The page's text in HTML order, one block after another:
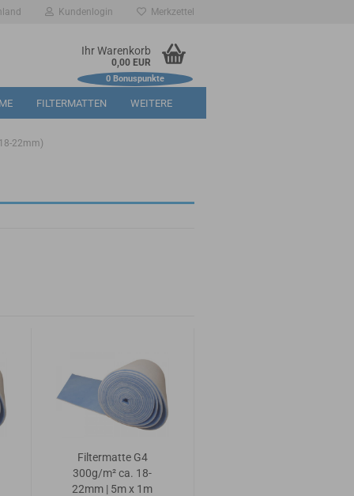
Kundenlogin Merkzettel
Ihr Warenkorb
0,00 EUR
0Bonuspunkte
FILTERMATTEN WEITERE
22mm)
Filtermatte G4
300g/m² ca. 18-
22mm | 5m x 1m